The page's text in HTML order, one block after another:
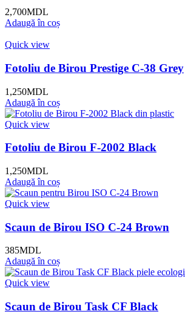
2,700MDL
Adaugă în coș
Quick view
Fotoliu de Birou Prestige C-38 Grey
1,250MDL
Adaugă în coș
Quick view
Fotoliu de Birou F-2002 Black
1,250MDL
Adaugă în coș
Quick view
Scaun de Birou ISO C-24 Brown
385MDL
Adaugă în coș
Quick view
Scaun de Birou Task CF Black